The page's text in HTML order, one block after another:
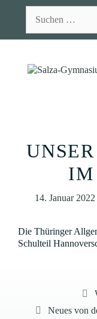
nach:
IM
14. Januar 2022
Die Thüringer
Schulteil
Neues von